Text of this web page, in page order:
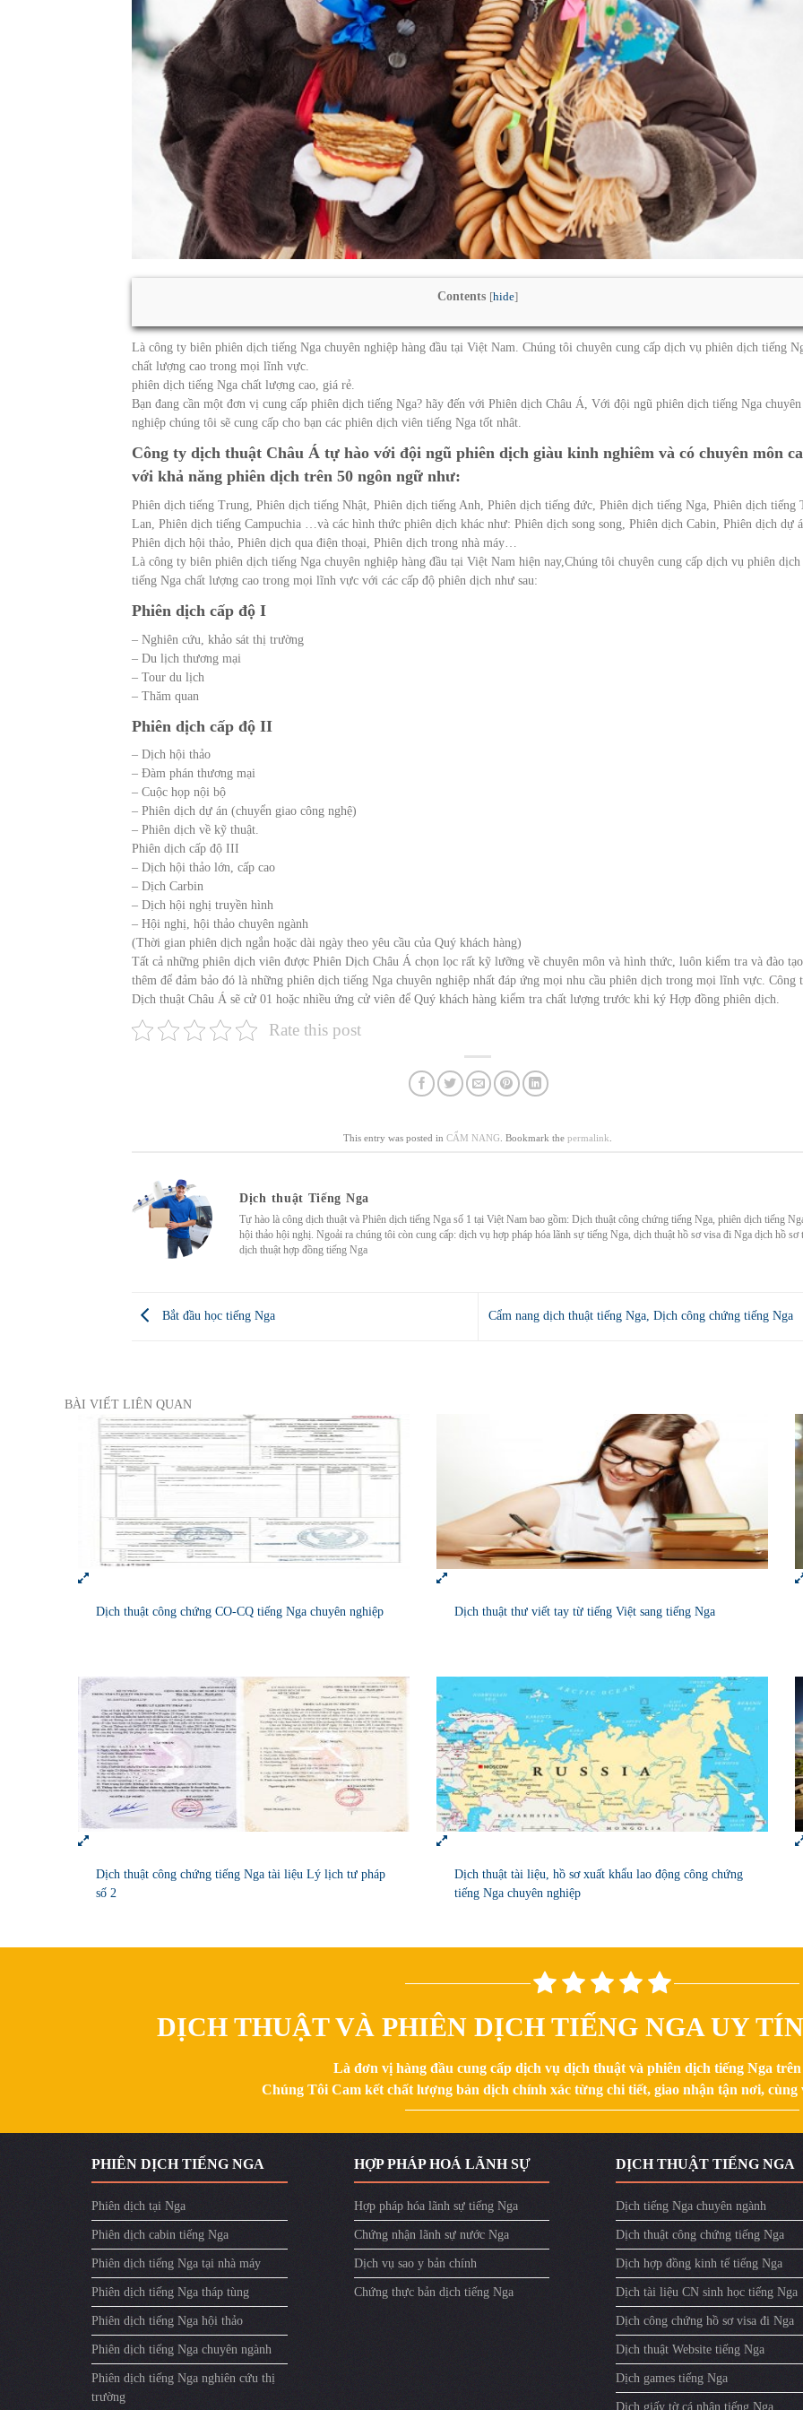
Contents [hide]
Là công ty biên phiên dịch tiếng Nga chuyên nghiệp hàng đầu tại Việt Nam. Chúng tôi chuyên cung cấp dịch vụ phiên dịch tiếng
chất lượng cao trong mọi lĩnh vực.
phiên dịch tiếng Nga chất lượng cao, giá rẻ.
Bạn đang cần một đơn vị cung cấp phiên dịch tiếng Nga? hãy đến với Phiên dịch Châu Á, Với đội ngũ phiên dịch tiếng Nga chuyên
nghiệp chúng tôi sẽ cung cấp cho bạn các phiên dịch viên tiếng Nga tốt nhât.
Công ty dịch thuật Châu Á tự hào với đội ngũ phiên dịch giàu kinh nghiêm và có chuyên môn
với khả năng phiên dịch trên 50 ngôn ngữ như:
Phiên dịch tiếng Trung, Phiên dịch tiếng Nhật, Phiên dịch tiếng Anh, Phiên dịch tiếng đức, Phiên dịch tiếng Nga, Phiên dịch tiếng
Lan, Phiên dịch tiếng Campuchia …và các hình thức phiên dịch khác như: Phiên dịch song song, Phiên dịch Cabin, Phiên dịch dự
Phiên dịch hội thảo, Phiên dịch qua điện thoại, Phiên dịch trong nhà máy…
Là công ty biên phiên dịch tiếng Nga chuyên nghiệp hàng đầu tại Việt Nam hiện nay,Chúng tôi chuyên cung cấp dịch vụ phiên dịch
tiếng Nga chất lượng cao trong mọi lĩnh vực với các cấp độ phiên dịch như sau:
Phiên dịch cấp độ I
– Nghiên cứu, khảo sát thị trường
– Du lịch thương mại
– Tour du lịch
– Thăm quan
Phiên dịch cấp độ II
– Dịch hội thảo
– Đàm phán thương mại
– Cuộc họp nội bộ
– Phiên dịch dự án (chuyển giao công nghệ)
– Phiên dịch về kỹ thuật.
Phiên dịch cấp độ III
– Dịch hội thảo lớn, cấp cao
– Dịch Carbin
– Dịch hội nghị truyền hình
– Hội nghị, hội thảo chuyên ngành
(Thời gian phiên dịch ngắn hoặc dài ngày theo yêu cầu của Quý khách hàng)
Tất cả những phiên dịch viên được Phiên Dịch Châu Á chọn lọc rất kỹ lưỡng về chuyên môn và hình thức, luôn kiểm tra và đào tạo
thêm để đảm bảo đó là những phiên dịch tiếng Nga chuyên nghiệp nhất đáp ứng mọi nhu cầu phiên dịch trong mọi lĩnh vực. Công
Dịch thuật Châu Á sẽ cử 01 hoặc nhiều ứng cử viên để Quý khách hàng kiểm tra chất lượng trước khi ký Hợp đồng phiên dịch.
Rate this post
This entry was posted inCẨM NANG . Bookmark thepermalink
Dịch thuật Tiếng Nga
Tự hào là công dịch thuật và Phiên dịch tiếng Nga số 1 tại Việt Nam bao gồm: Dịch thuật công chứng tiếng Nga, phiên dịch tiếng
hội thảo hội nghị. Ngoải ra chúng tôi còn cung cấp: dịch vụ hợp pháp hóa lãnh sự tiếng Nga, dịch thuật hồ sơ visa đi Nga dịch hồ sơ
dịch thuật hợp đồng tiếng Nga
Bắt đầu học tiếng Nga Cẩm nang dịch thuật tiếng Nga, Dịch công chứng tiếng Nga
BÀI VIẾT LIÊN QUAN
Dịch thuật công chứng CO-CQ tiếng Nga chuyên nghiệp Dịch thuật thư viết tay từ tiếng Việt sang tiếng Nga
Dịch thuật công chứng tiếng Nga tài liệu Lý lịch tư pháp
số 2
Dịch thuật tài liệu, hồ sơ xuất khẩu lao động công chứng
tiếng Nga chuyên nghiệp
DỊCH THUẬT VÀ PHIÊN DỊCH TIẾNG NGA UY
Là đơn vị hàng đầu cung cấp dịch vụ dịch thuật và phiên dịch tiếng Nga
Chúng Tôi Cam kết chất lượng bản dịch chính xác từng chi tiết, giao nhận tận nơi,
PHIÊN DỊCH TIẾNG NGA
Phiên dịch tại Nga
Phiên dịch cabin tiếng Nga
Phiên dịch tiếng Nga tại nhà máy
Phiên dịch tiếng Nga tháp tùng
Phiên dịch tiếng Nga hội thảo
Phiên dịch tiếng Nga chuyên ngành
Phiên dịch tiếng Nga nghiên cứu thị
trường
HỢP PHÁP HOÁ LÃNH SỰ
Hợp pháp hóa lãnh sự tiếng Nga
Chứng nhận lãnh sự nước Nga
Dịch vụ sao y bản chính
Chứng thực bản dịch tiếng Nga
DỊCH THUẬT TIẾNG NGA
Dịch tiếng Nga chuyên ngành
Dịch thuật công chứng tiếng Nga
Dịch hợp đồng kinh tế tiếng Nga
Dịch tài liệu CN sinh học tiếng Nga
Dịch công chứng hồ sơ visa đi Nga
Dịch thuật Website tiếng Nga
Dịch games tiếng Nga
Dịch giấy tờ cá nhân tiếng Nga